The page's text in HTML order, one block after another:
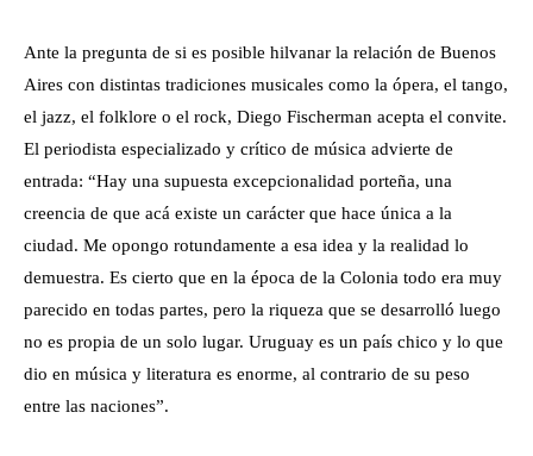
Ante la pregunta de si es posible hilvanar la relación de Buenos
Aires con distintas tradiciones musicales como la ópera, el tango,
el jazz, el folklore o el rock, Diego Fischerman acepta el convite.
El periodista especializado y crítico de música advierte de
entrada: “Hay una supuesta excepcionalidad porteña, una
creencia de que acá existe un carácter que hace única a la
ciudad. Me opongo rotundamente a esa idea y la realidad lo
demuestra. Es cierto que en la época de la Colonia todo era muy
parecido en todas partes, pero la riqueza que se desarrolló luego
no es propia de un solo lugar. Uruguay es un país chico y lo que
dio en música y literatura es enorme, al contrario de su peso
entre las naciones”.